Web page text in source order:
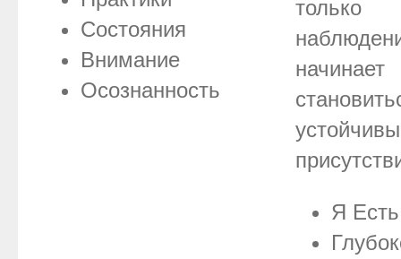
Состояния
Внимание
Осознанность
только
начинает
Я Есть